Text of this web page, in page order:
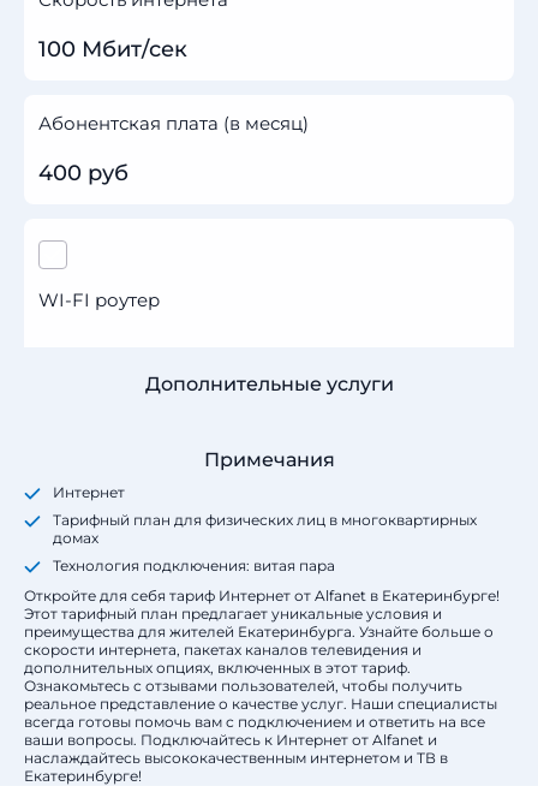
100 Мбит/сек
Абонентская плата (в месяц)
400 руб
WI-FI роутер
Дополнительные услуги
Примечания
Интернет
Тарифный план для физических лиц в многоквартирных
домах
Технология подключения: витая пара
Откройте для себя тариф Интернет от Alfanet в Екатеринбурге!
Этот тарифный план предлагает уникальные условия и
преимущества для жителей Екатеринбурга. Узнайте больше о
скорости интернета, пакетах каналов телевидения и
дополнительных опциях, включенных в этот тариф.
Ознакомьтесь с отзывами пользователей, чтобы получить
реальное представление о качестве услуг. Наши специалисты
всегда готовы помочь вам с подключением и ответить на все
ваши вопросы. Подключайтесь к Интернет от Alfanet и
наслаждайтесь высококачественным интернетом и ТВ в
Екатеринбурге!